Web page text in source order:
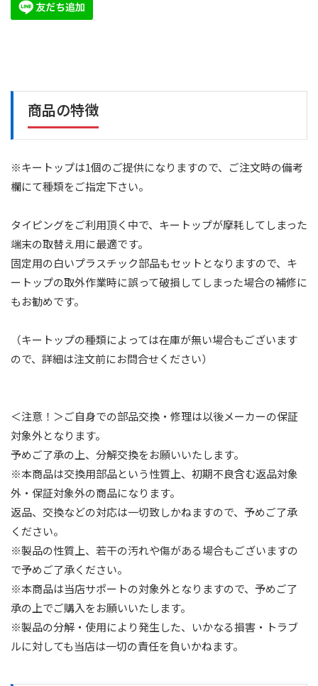
商品の特徴
※キートップは1個のご提供になりますので、ご注文時の備考
欄にて種類をご指定下さい。
タイピングをご利用頂く中で、キートップが摩耗してしまった
端末の取替え用に最適です。
固定用の白いプラスチック部品もセットとなりますので、キ
ートップの取外作業時に誤って破損してしまった場合の補修に
もお勧めです。
（キートップの種類によっては在庫が無い場合もございます
ので、詳細は注文前にお問合せください）
＜注意！＞ご自身での部品交換・修理は以後メーカーの保証
対象外となります。
予めご了承の上、分解交換をお願いいたします。
※本商品は交換用部品という性質上、初期不良含む返品対象
外・保証対象外の商品になります。
返品、交換などの対応は一切致しかねますので、予めご了承
ください。
※製品の性質上、若干の汚れや傷がある場合もございますの
で予めご了承ください。
※本商品は当店サポートの対象外となりますので、予めご了
承の上でご購入をお願いいたします。
※製品の分解・使用により発生した、いかなる損害・トラブ
ルに対しても当店は一切の責任を負いかねます。